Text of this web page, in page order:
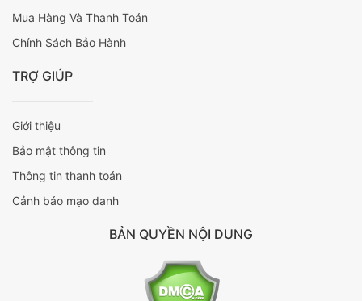
Mua Hàng Và Thanh Toán
Chính Sách Bảo Hành
TRỢ GIÚP
Giới thiệu
Bảo mật thông tin
Thông tin thanh toán
Cảnh báo mạo danh
BẢN QUYỀN NỘI DUNG